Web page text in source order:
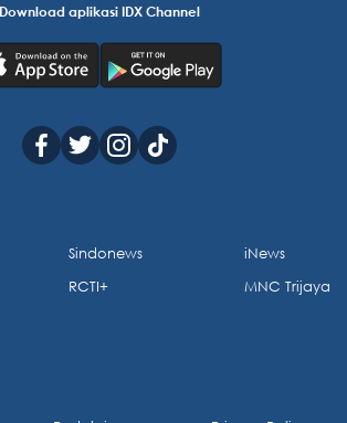
Download aplikasi IDX Channel
Sindonews
RCTI+
iNews
MNC Trijaya